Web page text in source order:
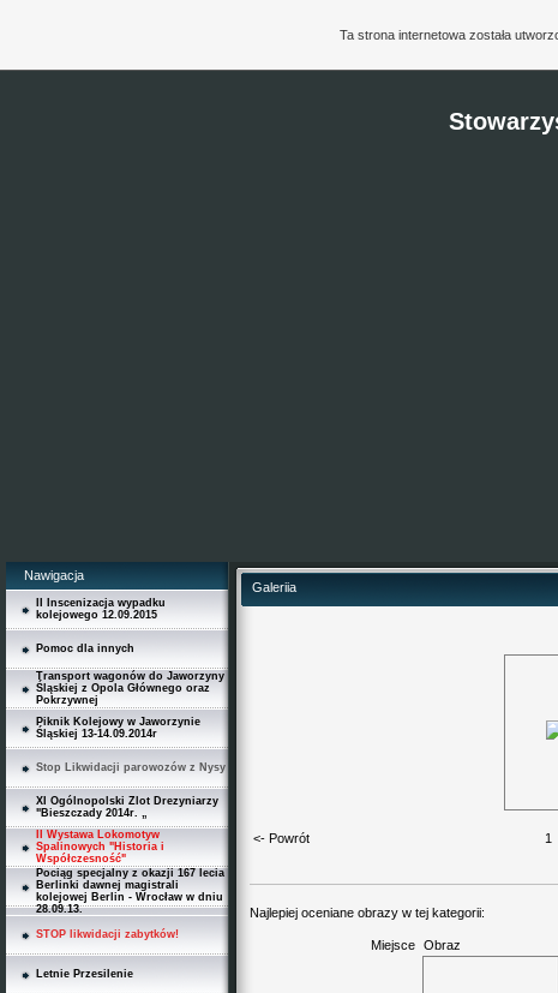
Nawigacja
II Inscenizacja wypadku
kolejowego 12.09.2015
Pomoc dla innych
Transport wagonów do Jaworzyny
Śląskiej z Opola Głównego oraz
Pokrzywnej
Piknik Kolejowy w Jaworzynie
Śląskiej 13-14.09.2014r
Stop Likwidacji parowozów z Nysy
XI Ogólnopolski Zlot Drezyniarzy
"Bieszczady 2014r. „
II Wystawa Lokomotyw
Spalinowych "Historia i
Współczesność"
Pociąg specjalny z okazji 167 lecia
Berlinki dawnej magistrali
kolejowej Berlin - Wrocław w dniu
28.09.13.
STOP likwidacji zabytków!
Letnie Przesilenie
Galeriia
<- Powrót 1
Najlepiej oceniane obrazy w tej kategorii:
Miejsce Obraz
Ta strona internetowa została